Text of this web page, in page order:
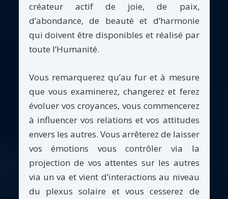
créateur actif de joie, de paix,
d’abondance, de beauté et d’harmonie
qui doivent être disponibles et réalisé par
toute l’Humanité.
Vous remarquerez qu’au fur et à mesure
que vous examinerez, changerez et ferez
évoluer vos croyances, vous commencerez
à influencer vos relations et vos attitudes
envers les autres. Vous arrêterez de laisser
vos émotions vous contrôler via la
projection de vos attentes sur les autres
via un va et vient d’interactions au niveau
du plexus solaire et vous cesserez de